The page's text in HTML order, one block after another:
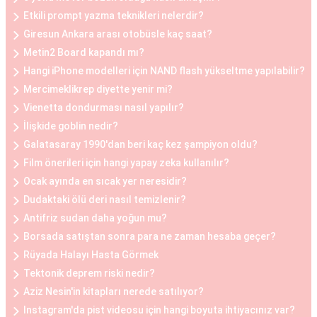
küçültme estetiği, sırt ve boyun ağrılarını
hafifletmek, postürü düzeltmek ve günlük yaşam
kalitesini artırmak isteyen kadınlar arasında
oldukça yaygındır.
Göğüs Küçültme ve Büyütme Öncesi ve Sonrası
Göğüs estetiği operasyonları öncesinde ve
sonrasında belirli adımlar takip edilir. Operasyon
öncesinde, hasta ile detaylı bir görüşme yapılır,
beklentiler belirlenir ve uygun bir planlama yapılır.
Operasyon sonrasında ise hasta, iyileşme
sürecine uygun olarak belirli bir süre doktorun
önerdiği yönergeleri takip etmelidir. Her iki
durumda da hasta, cerrahi müdahalenin etkilerini
tam olarak deneyimleyebilmesi için doktorun
önerilerine uymalıdır.
Etkili prompt yazma teknikleri nelerdir?
Giresun Ankara arası otobüsle kaç saat?
Metin2 Board kapandı mı?
Hangi iPhone modelleri için NAND flash yükseltme yapılabilir?
Mercimeklikrep diyette yenir mi?
Vienetta dondurması nasıl yapılır?
İlişkide goblin nedir?
Galatasaray 1990'dan beri kaç kez şampiyon oldu?
Film önerileri için hangi yapay zeka kullanılır?
Ocak ayında en sıcak yer neresidir?
Dudaktaki ölü deri nasıl temizlenir?
Antifriz sudan daha yoğun mu?
Borsada satıştan sonra para ne zaman hesaba geçer?
Rüyada Halayı Hasta Görmek
Tektonik deprem riski nedir?
Aziz Nesin'in kitapları nerede satılıyor?
Instagram'da pist videosu için hangi boyuta ihtiyacınız var?